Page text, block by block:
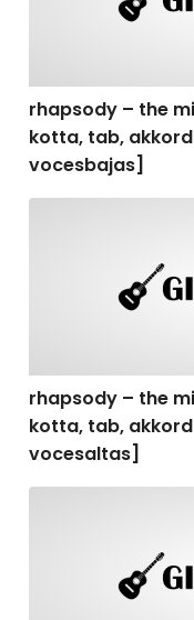
rhapsody – the
kotta, tab,
vocesbajas]
rhapsody – the
kotta, tab,
vocesaltas]